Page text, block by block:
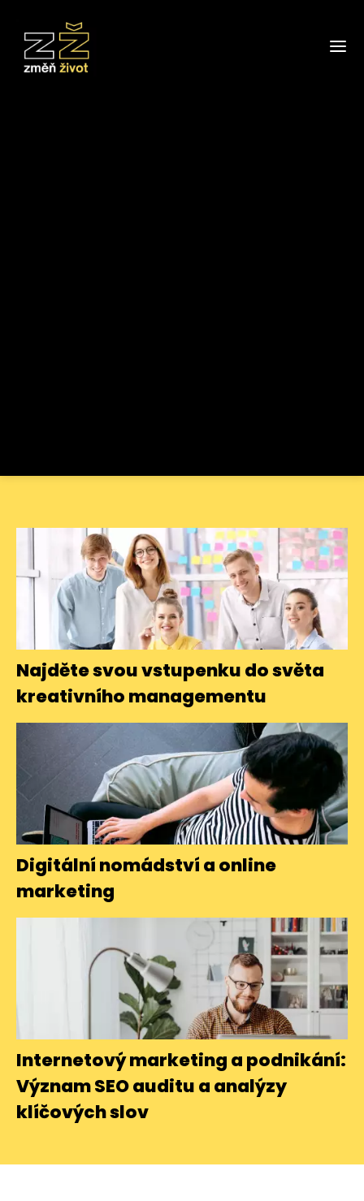
Najděte svou vstupenku do světa
kreativního managementu
Digitální nomádství a online
marketing
Internetový marketing a podnikání:
Význam SEO auditu a analýzy
klíčových slov